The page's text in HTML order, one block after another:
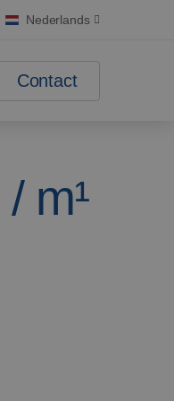
Nederlands
Contact
m¹